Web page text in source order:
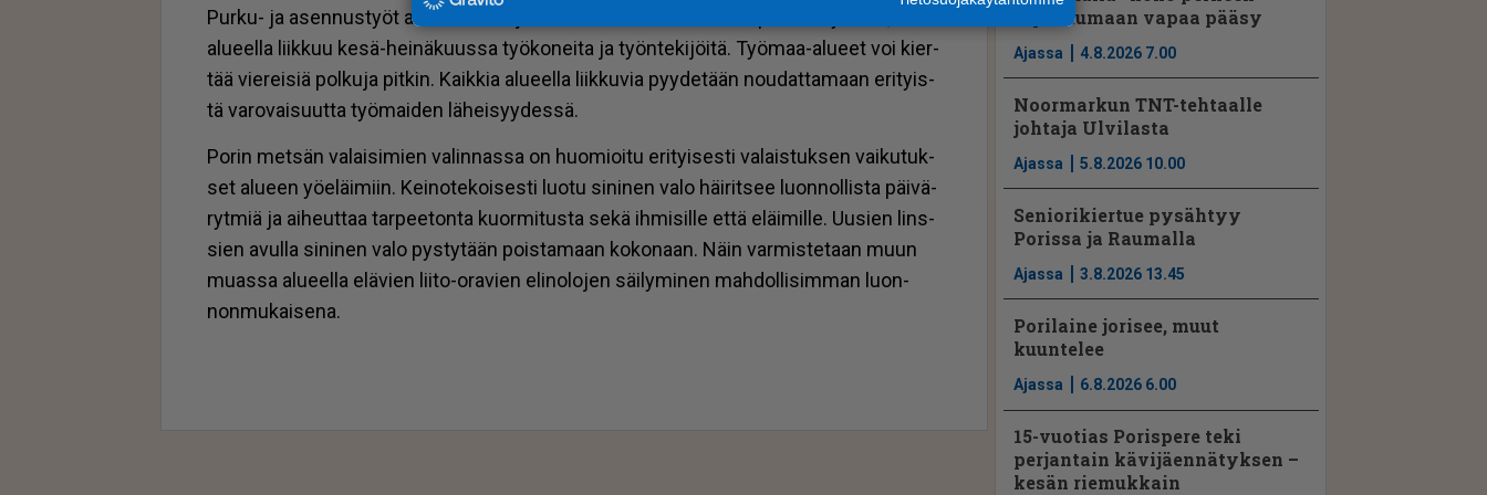
Pur­ku- ja asen­nus­työt ai­heut­ta­vat ajoit­tais­ta hait­taa Ka­tin­ku­run po­lun käyt­töön, sil­lä
alu­eel­la liik­kuu kesä-hei­nä­kuus­sa työ­ko­nei­ta ja työn­te­ki­jöi­tä. Työ­maa-alu­eet voi kier­
tää vie­rei­siä pol­ku­ja pit­kin. Kaik­kia alu­eel­la liik­ku­via pyy­de­tään nou­dat­ta­maan eri­tyis­
tä va­ro­vai­suut­ta työ­mai­den lä­hei­syy­des­sä.
Po­rin met­sän va­lai­si­mien va­lin­nas­sa on huo­mi­oi­tu eri­tyi­ses­ti va­lais­tuk­sen vai­ku­tuk­
set alu­een yö­e­läi­miin. Kei­no­te­koi­ses­ti luo­tu si­ni­nen valo häi­rit­see luon­nol­lis­ta päi­vä­
ryt­miä ja ai­heut­taa tar­pee­ton­ta kuor­mi­tus­ta sekä ih­mi­sil­le et­tä eläi­mil­le. Uu­sien lins­
sien avul­la si­ni­nen valo pys­ty­tään pois­ta­maan ko­ko­naan. Näin var­mis­te­taan muun
mu­as­sa alu­eel­la elä­vien lii­to-ora­vien eli­no­lo­jen säi­ly­mi­nen mah­dol­li­sim­man luon­
non­mu­kai­se­na.
tapahtumaan vapaa pääsy
Ajassa 4.8.2026 7.00
Noormarkun TNT-tehtaalle
johtaja Ulvilasta
Ajassa 5.8.2026 10.00
Seniorikiertue pysähtyy
Porissa ja Raumalla
Ajassa 3.8.2026 13.45
Porilaine jorisee, muut
kuuntelee
Ajassa 6.8.2026 6.00
15-vuotias Porispere teki
perjantain kävijäennätyksen –
kesän riemukkain